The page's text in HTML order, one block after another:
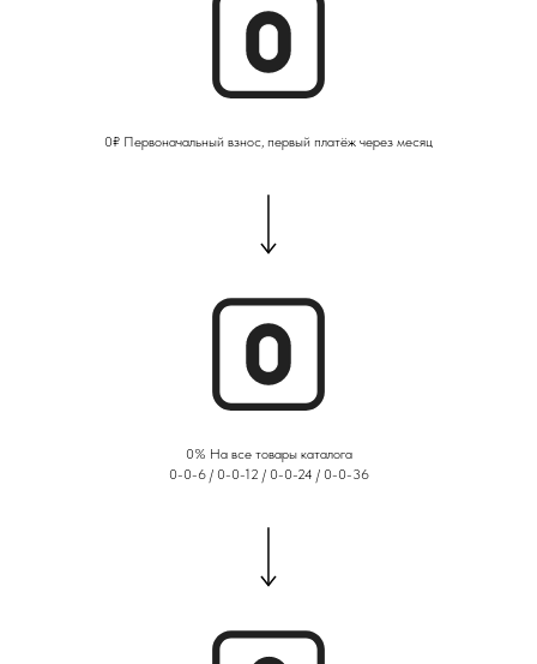
0₽ Первоначальный взнос, первый платёж через месяц
0% На все товары каталога
0-0-6 / 0-0-12 / 0-0-24 / 0-0-36